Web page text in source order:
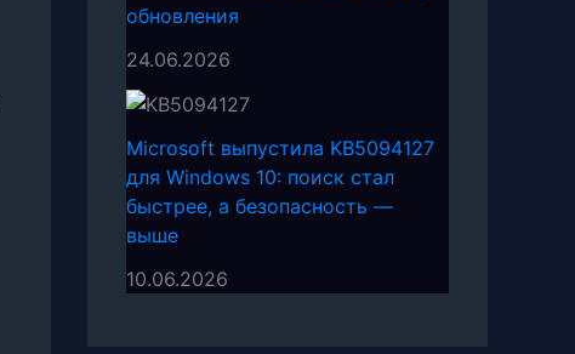
обновления
24.06.2026
Microsoft выпустила KB5094127
для Windows 10: поиск стал
быстрее, а безопасность —
выше
10.06.2026